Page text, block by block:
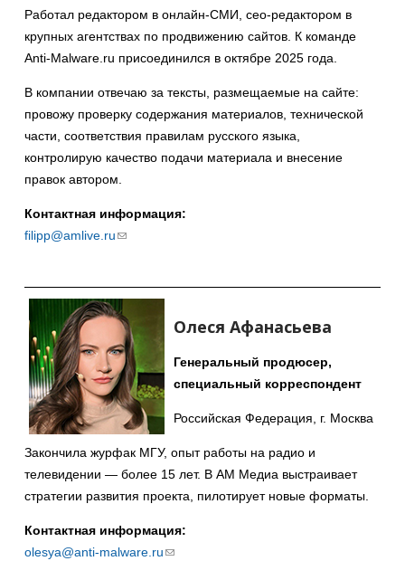
Работал редактором в онлайн-СМИ, сео-редактором в
крупных агентствах по продвижению сайтов. К команде
Anti-Malware.ru присоединился в октябре 2025 года.
В компании отвечаю за тексты, размещаемые на сайте:
провожу проверку содержания материалов, технической
части, соответствия правилам русского языка,
контролирую качество подачи материала и внесение
правок автором.
Контактная информация:
filipp@amlive.ru(ссылка
email)
Олеся Афанасьева
Генеральный продюсер,
специальный корреспондент
Российская Федерация, г. Москва
Закончила журфак МГУ, опыт работы на радио и
телевидении — более 15 лет. В АМ Медиа выстраивает
стратегии развития проекта, пилотирует новые форматы.
Контактная информация:
olesya@anti-malware.ru(ссылка